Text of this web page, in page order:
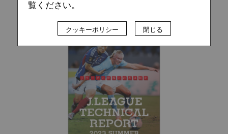
覧ください。
クッキーポリシー 閉じる